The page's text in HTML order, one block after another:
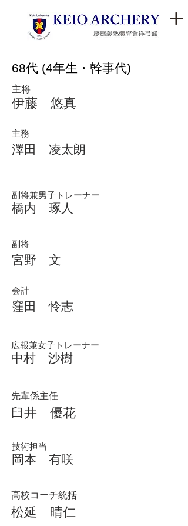
68代 (4年生・幹事代)
主将​
伊藤 悠真
主務
澤田 凌太朗
副将兼男子トレーナー
橋内 琢人
​副将
宮野 文
​会計
窪田 怜志
広報兼女子トレーナー
中村 沙樹
​先輩係主任
臼井 優花
技術担当
岡本 有咲
​高校コーチ統括
松延 晴仁